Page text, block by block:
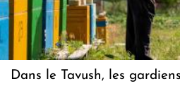
Dans le Tavush, les